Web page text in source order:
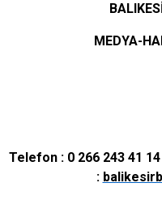
MEDYA-
Telefon : 0 266 243 41
: